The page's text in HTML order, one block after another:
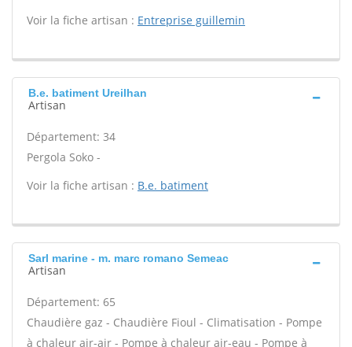
Voir la fiche artisan : Entreprise guillemin
B.e. batiment Ureilhan
Artisan
Département: 34
Pergola Soko -
Voir la fiche artisan : B.e. batiment
Sarl marine - m. marc romano Semeac
Artisan
Département: 65
Chaudière gaz - Chaudière Fioul - Climatisation - Pompe
à chaleur air-air - Pompe à chaleur air-eau - Pompe à